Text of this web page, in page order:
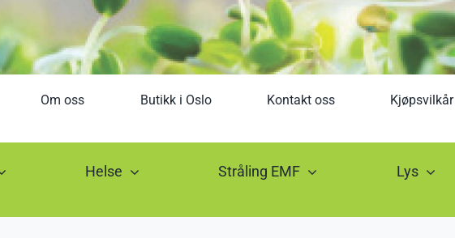
Om oss Butikk i Oslo Kontakt oss Kjøpsvilkår
Helse Stråling EMF Lys